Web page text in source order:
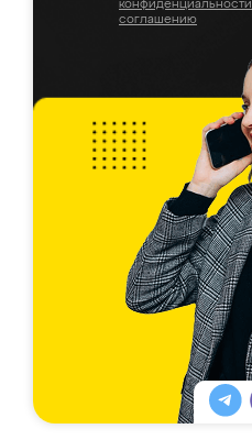
конфиденциальности
соглашению